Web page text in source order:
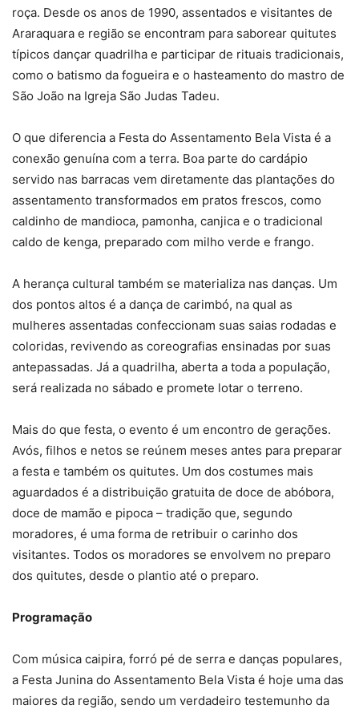
roça. Desde os anos de 1990, assentados e visitantes de
Araraquara e região se encontram para saborear quitutes
típicos dançar quadrilha e participar de rituais tradicionais,
como o batismo da fogueira e o hasteamento do mastro de
São João na Igreja São Judas Tadeu.
O que diferencia a Festa do Assentamento Bela Vista é a
conexão genuína com a terra. Boa parte do cardápio
servido nas barracas vem diretamente das plantações do
assentamento transformados em pratos frescos, como
caldinho de mandioca, pamonha, canjica e o tradicional
caldo de kenga, preparado com milho verde e frango.
A herança cultural também se materializa nas danças. Um
dos pontos altos é a dança de carimbó, na qual as
mulheres assentadas confeccionam suas saias rodadas e
coloridas, revivendo as coreografias ensinadas por suas
antepassadas. Já a quadrilha, aberta a toda a população,
será realizada no sábado e promete lotar o terreno.
Mais do que festa, o evento é um encontro de gerações.
Avós, filhos e netos se reúnem meses antes para preparar
a festa e também os quitutes. Um dos costumes mais
aguardados é a distribuição gratuita de doce de abóbora,
doce de mamão e pipoca – tradição que, segundo
moradores, é uma forma de retribuir o carinho dos
visitantes. Todos os moradores se envolvem no preparo
dos quitutes, desde o plantio até o preparo.
Programação
Com música caipira, forró pé de serra e danças populares,
a Festa Junina do Assentamento Bela Vista é hoje uma das
maiores da região, sendo um verdadeiro testemunho da